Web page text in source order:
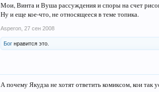
Мои, Винта и Вуша рассуждения и споры на счет
Ну и еще кое-что, не относящееся в теме топика.
Asperon 27 сен 2008
Бог нравится это.
А почему Якудза не хотят ответить комиксом, кои так